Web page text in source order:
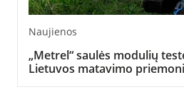
Naujienos
„Metrel“ saulės modulių
Lietuvos matavimo